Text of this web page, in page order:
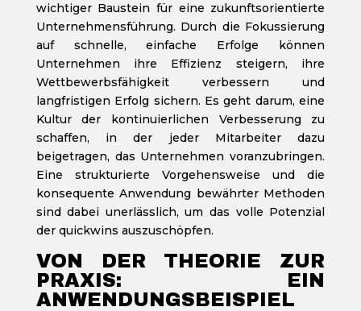
wichtiger Baustein für eine zukunftsorientierte
Unternehmensführung. Durch die Fokussierung
auf schnelle, einfache Erfolge können
Unternehmen ihre Effizienz steigern, ihre
Wettbewerbsfähigkeit verbessern und
langfristigen Erfolg sichern. Es geht darum, eine
Kultur der kontinuierlichen Verbesserung zu
schaffen, in der jeder Mitarbeiter dazu
beigetragen, das Unternehmen voranzubringen.
Eine strukturierte Vorgehensweise und die
konsequente Anwendung bewährter Methoden
sind dabei unerlässlich, um das volle Potenzial
der quickwins auszuschöpfen.
VON DER THEORIE ZUR
PRAXIS: EIN
ANWENDUNGSBEISPIEL